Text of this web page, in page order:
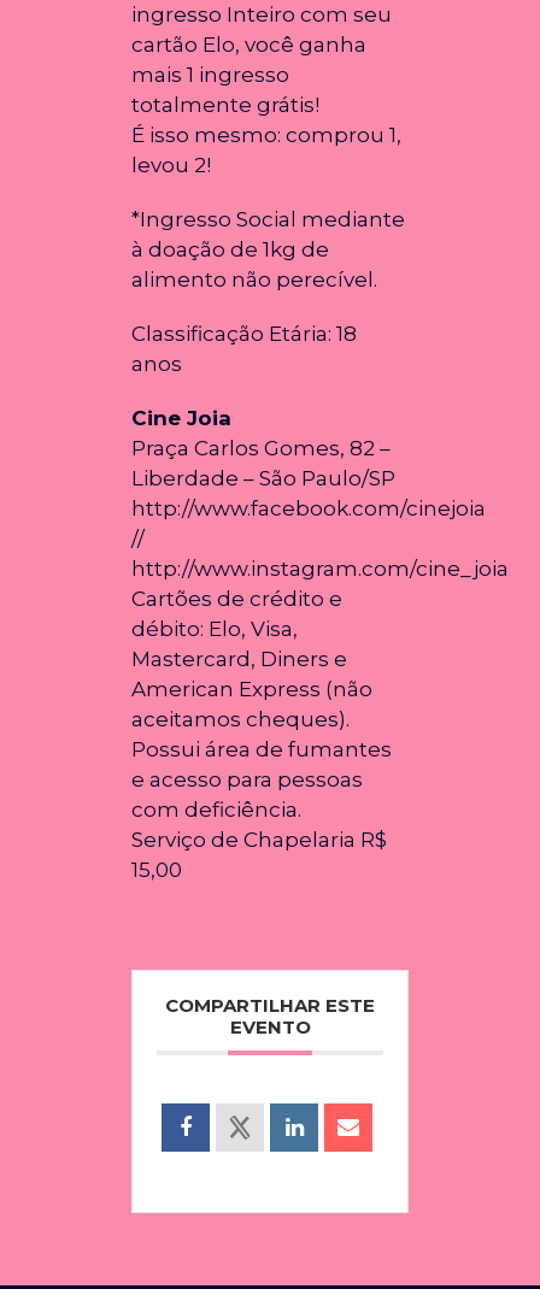
ingresso Inteiro com seu
cartão Elo, você ganha
mais 1 ingresso
totalmente grátis!
É isso mesmo: comprou 1,
levou 2!
*Ingresso Social mediante
à doação de 1kg de
alimento não perecível.
Classificação Etária: 18
anos
Cine Joia
Praça Carlos Gomes, 82 –
Liberdade – São Paulo/SP
http://www.facebook.com/cinejoia
//
http://www.instagram.com/cine_joia
Cartões de crédito e
débito: Elo, Visa,
Mastercard, Diners e
American Express (não
aceitamos cheques).
Possui área de fumantes
e acesso para pessoas
com deficiência.
Serviço de Chapelaria R$
15,00
COMPARTILHAR ESTE
EVENTO